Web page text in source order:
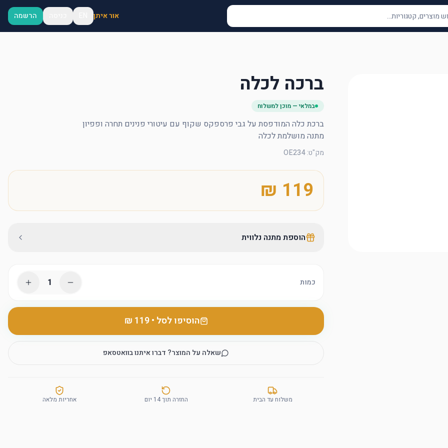
אור איתן הרשמה
ברכה לכלה
במלאי — מוכן למשלוח
מתנה מושלמת לכלה
מק"ט:
OE234
הוספת מתנה נלווית
כמות 1
הוסיפו לסל •
‏119 ₪
שאלה על המוצר? דברו איתנו בוואטסאפ
משלוח עד הבית החזרה תוך 14 יום אחריות מלאה